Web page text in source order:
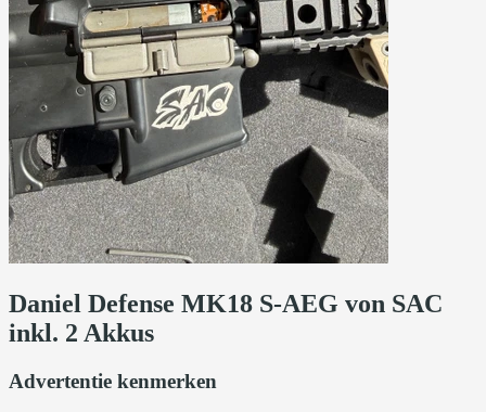
Daniel Defense MK18 S-AEG von SAC
inkl. 2 Akkus
Advertentie kenmerken